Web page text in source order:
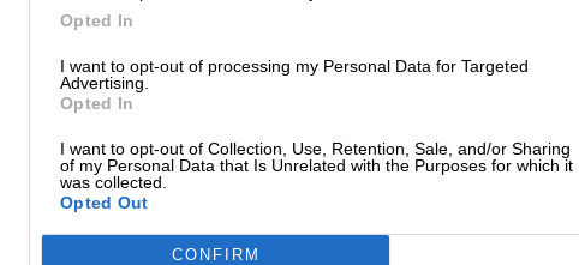
Opted In
I want to opt-out of processing my Personal Data for Targeted
Advertising.
Opted In
I want to opt-out of Collection, Use, Retention, Sale, and/or Sharing
of my Personal Data that Is Unrelated with the Purposes for which it
was collected.
Opted Out
CONFIRM